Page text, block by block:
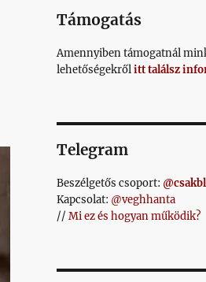
Támogatás
Amennyiben támogatnál
lehetőségekrőlitt találsz
Telegram
Beszélgetős csoport:
Kapcsolat: @veghhanta
// Mi ez és hogyan működik?